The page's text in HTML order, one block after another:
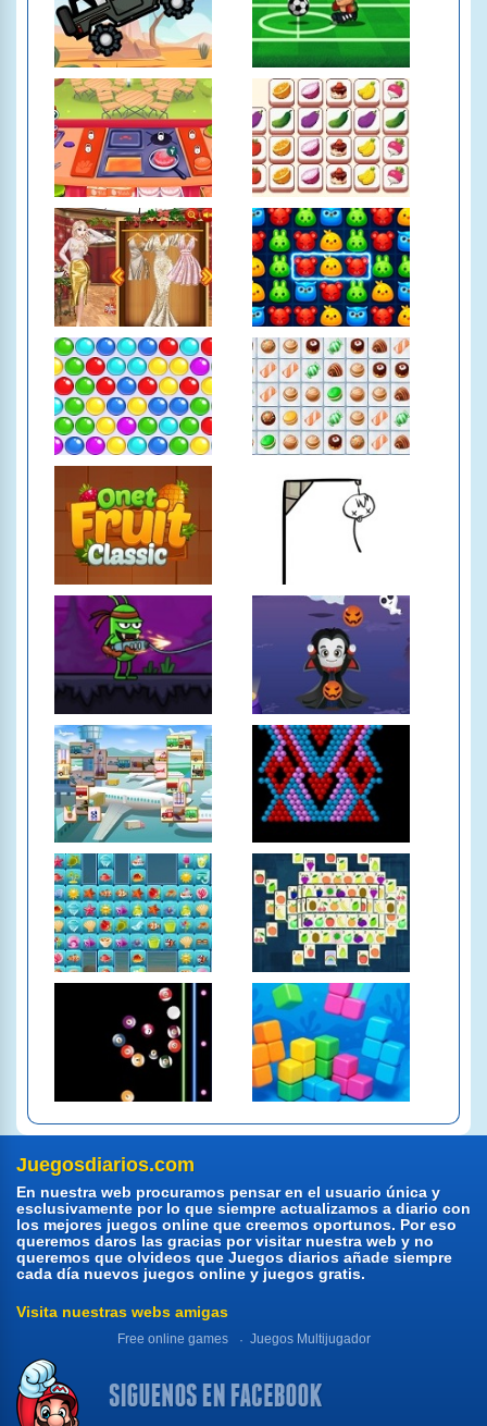
Juegosdiarios.com
En nuestra web procuramos pensar en el usuario única y
esclusivamente por lo que siempre actualizamos a diario con
los mejores juegos online que creemos oportunos. Por eso
queremos daros las gracias por visitar nuestra web y no
queremos que olvideos que Juegos diarios añade siempre
cada día nuevos juegos online y juegos gratis.
Visita nuestras webs amigas
Free online games Juegos Multijugador